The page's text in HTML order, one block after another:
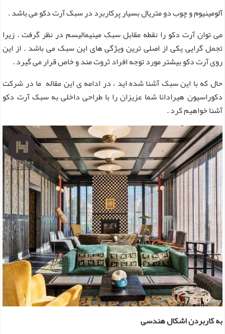
آلومینیوم و چوب دو متریال بسیار پرکاربرد در سبک آرت دکو می باشد .
می توان آرت دکو را نقطه مقابل سبک مینیمالیسم در نظر گرفت . زیرا
تجمل گرایی یکی از اصلی ترین ویژگی های این سبک می باشد . از این
روی آرت دکو بیشتر مورد توجه افراد ثروت مند و خاص قرار می گیرد .
حال که با این سبک آشنا شده اید ، در ادامه ی این مقاله ما در شرکت
دکوراسیون هیرادانا شما عزیزان را با طراحی داخلی به سبک آرت دکو
آشنا خواهیم کرد .
به کاربردن اشکال هندسی